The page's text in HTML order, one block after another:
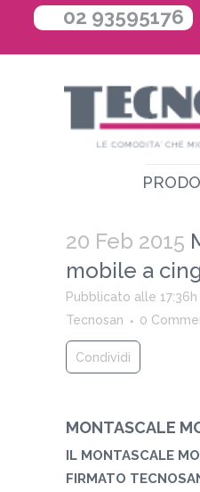
02 93595176
20 Feb 2015
mobile a
Pubblicato alle 17:36h
Tecnosan
0
Condividi
MONTASCALE
IL MONTASCALE
FIRMATO